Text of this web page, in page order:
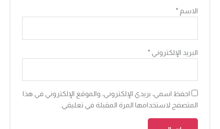
الاسم*
البريد الإلكتروني*
احفظ اسمي، بريدي الإلكتروني، والموقع الإلكتروني في هذا
المتصفح لاستخدامها المرة المقبلة في تعليقي.